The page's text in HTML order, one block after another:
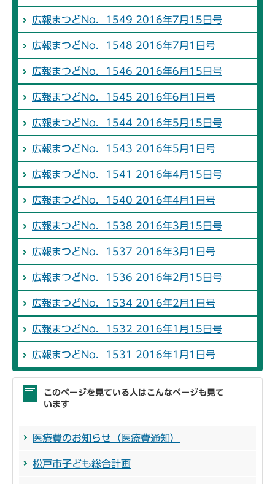
広報まつどNo．1549 2016年7月15日号
広報まつどNo．1548 2016年7月1日号
広報まつどNo．1546 2016年6月15日号
広報まつどNo．1545 2016年6月1日号
広報まつどNo．1544 2016年5月15日号
広報まつどNo．1543 2016年5月1日号
広報まつどNo．1541 2016年4月15日号
広報まつどNo．1540 2016年4月1日号
広報まつどNo．1538 2016年3月15日号
広報まつどNo．1537 2016年3月1日号
広報まつどNo．1536 2016年2月15日号
広報まつどNo．1534 2016年2月1日号
広報まつどNo．1532 2016年1月15日号
広報まつどNo．1531 2016年1月1日号
このページを見ている人はこんなページも見て
います
医療費のお知らせ（医療費通知）
松戸市子ども総合計画